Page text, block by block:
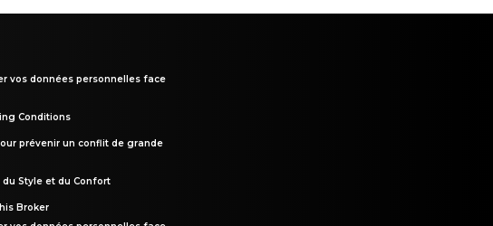
vos données personnelles face
Conditions
prévenir un conflit de grande
du Style et du Confort
Broker